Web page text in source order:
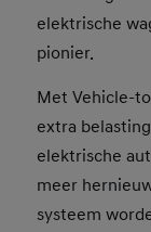
elektrische
pionier.
Met Vehicle-
extra
elektrische
meer
systeem